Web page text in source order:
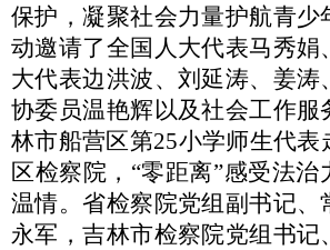
保护，凝聚社会力量护航青少
动邀请了全国人大代表马秀娟
大代表边洪波、刘延涛、姜涛
协委员温艳辉以及社会工作服
林市船营区第25小学师生代表
区检察院，“零距离”感受法
温情。省检察院党组副书记、
永军，吉林市检察院党组书记